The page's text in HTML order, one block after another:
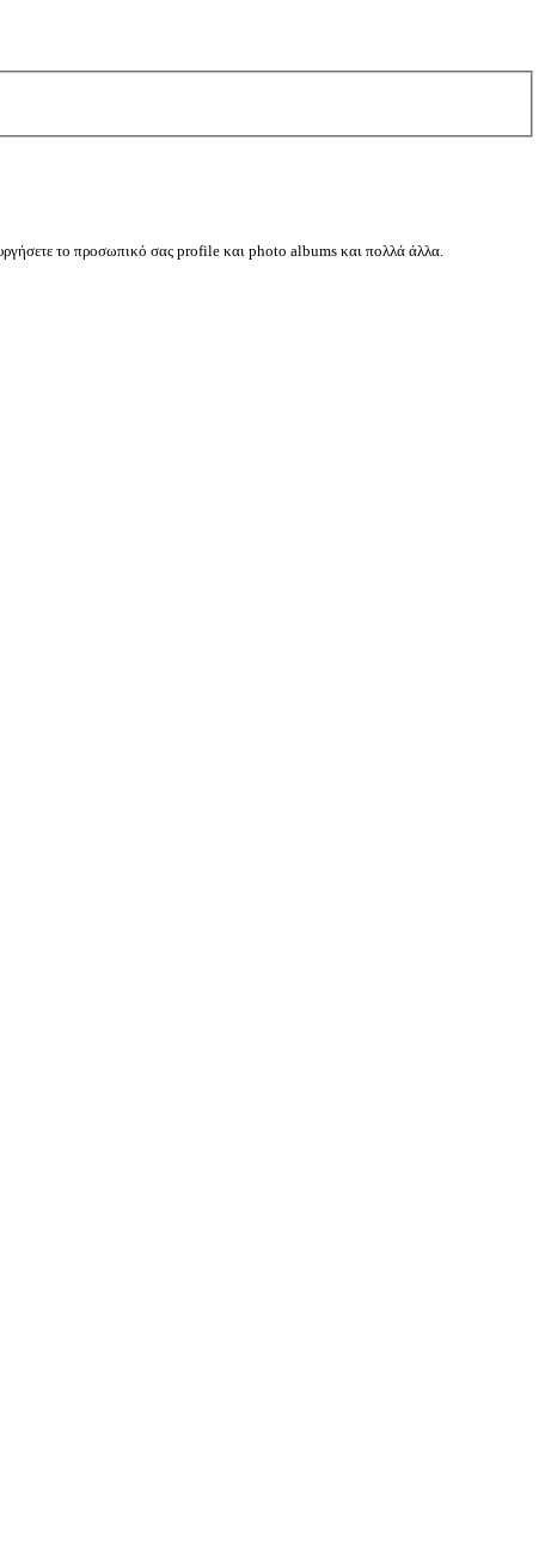
το προσωπικό σας profile και photo albums και πολλά άλλα.